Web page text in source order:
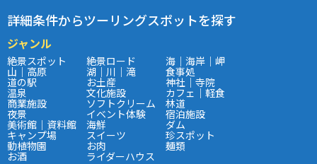
詳細条件からツーリングスポットを探す
ジャンル
絶景スポット 絶景ロード 海｜海岸｜岬
山｜高原 湖｜川｜滝 食事処
道の駅 お土産 神社｜寺院
温泉 文化施設 カフェ｜軽食
商業施設 ソフトクリーム 林道
夜景 イベント体験 宿泊施設
美術館｜資料館 海鮮 ダム
キャンプ場 スイーツ 珍スポット
動植物園 お肉 麺類
お酒 ライダーハウス